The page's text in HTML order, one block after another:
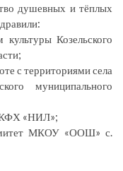
душевных и тёплых
Козельского
с территориями села
муниципального
КФХ «НИЛ»;
МКОУ «ООШ» с.